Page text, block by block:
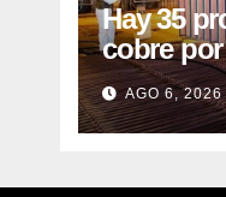
Hay 35
cobre por
millones
puede
AGO 6, 2026